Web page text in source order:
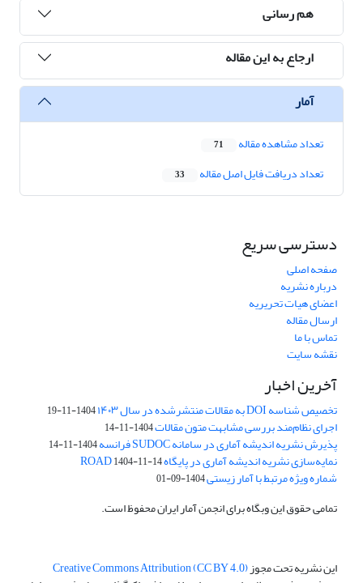
هم رسانی
ارجاع به این مقاله
آمار
تعداد مشاهده مقاله 71
تعداد دریافت فایل اصل مقاله 33
دسترسی سریع
صفحه اصلی
درباره نشریه
اعضای هیات تحریریه
ارسال مقاله
تماس با ما
نقشه سایت
آخرین اخبار
تخصیص شناسه DOI به مقالات منتشرشده در سال ۱۴۰۳ 1404-11-19
اجرای نظام‌مند بررسی مشابهت متون مقالات1404-11-14
پذیرش نشریه اندیشه آماری در سامانه SUDOC فرانسه 1404-11-14
نمایه‌سازی نشریه اندیشه آماری در پایگاه ROAD1404-11-14
شماره ویژه مرتبط با آمار زیستی1404-09-01
تمامی حقوق این وبگاه برای انجمن آمار ایران محفوظ است.
این نشریه تحت مجوزCreative Commons Attribution (CC BY 4.0)